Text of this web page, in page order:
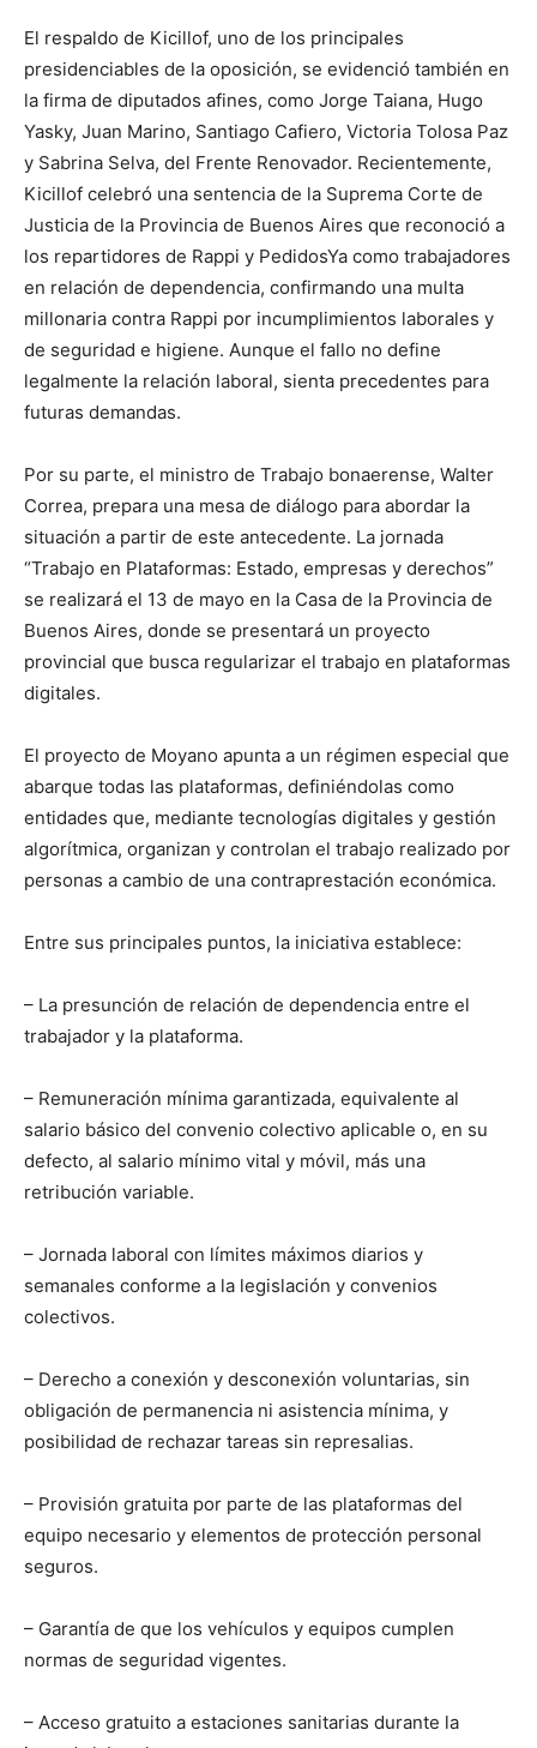
El respaldo de Kicillof, uno de los principales
presidenciables de la oposición, se evidenció también en
la firma de diputados afines, como Jorge Taiana, Hugo
Yasky, Juan Marino, Santiago Cafiero, Victoria Tolosa Paz
y Sabrina Selva, del Frente Renovador. Recientemente,
Kicillof celebró una sentencia de la Suprema Corte de
Justicia de la Provincia de Buenos Aires que reconoció a
los repartidores de Rappi y PedidosYa como trabajadores
en relación de dependencia, confirmando una multa
millonaria contra Rappi por incumplimientos laborales y
de seguridad e higiene. Aunque el fallo no define
legalmente la relación laboral, sienta precedentes para
futuras demandas.
Por su parte, el ministro de Trabajo bonaerense, Walter
Correa, prepara una mesa de diálogo para abordar la
situación a partir de este antecedente. La jornada
“Trabajo en Plataformas: Estado, empresas y derechos”
se realizará el 13 de mayo en la Casa de la Provincia de
Buenos Aires, donde se presentará un proyecto
provincial que busca regularizar el trabajo en plataformas
digitales.
El proyecto de Moyano apunta a un régimen especial que
abarque todas las plataformas, definiéndolas como
entidades que, mediante tecnologías digitales y gestión
algorítmica, organizan y controlan el trabajo realizado por
personas a cambio de una contraprestación económica.
Entre sus principales puntos, la iniciativa establece:
– La presunción de relación de dependencia entre el
trabajador y la plataforma.
– Remuneración mínima garantizada, equivalente al
salario básico del convenio colectivo aplicable o, en su
defecto, al salario mínimo vital y móvil, más una
retribución variable.
– Jornada laboral con límites máximos diarios y
semanales conforme a la legislación y convenios
colectivos.
– Derecho a conexión y desconexión voluntarias, sin
obligación de permanencia ni asistencia mínima, y
posibilidad de rechazar tareas sin represalias.
– Provisión gratuita por parte de las plataformas del
equipo necesario y elementos de protección personal
seguros.
– Garantía de que los vehículos y equipos cumplen
normas de seguridad vigentes.
– Acceso gratuito a estaciones sanitarias durante la